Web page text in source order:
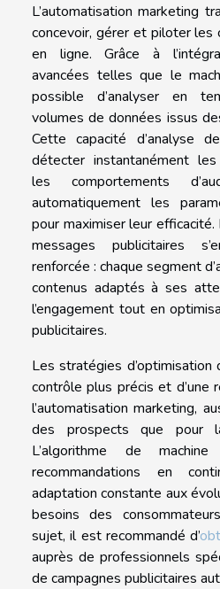
L’automatisation marketing
concevoir, gérer et piloter les
en ligne. Grâce à
avancées telles que le
possible d’analyser en
volumes de données issus
Cette capacité d’analyse
détecter instantanément les
les comportements
automatiquement les
pour maximiser leur
messages publicitaires
renforcée : chaque segment
contenus adaptés à ses
l’engagement tout en
publicitaires.
Les stratégies d’optimisation
contrôle plus précis et d’une
l’automatisation marketing,
des prospects que pour
L’algorithme de
recommandations en
adaptation constante aux
besoins des
sujet, il est recommandé d’
auprès de professionnels
de campagnes publicitaires